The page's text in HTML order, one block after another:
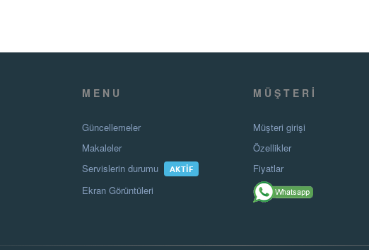
MENU
Güncellemeler
Makaleler
Servislerin durumu
AKTIF
Ekran Görüntüleri
MÜŞTERI
Müşteri girişi
Özellikler
Fiyatlar